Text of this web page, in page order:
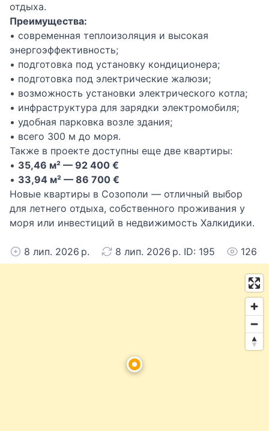
отдыха.
Преимущества:
• современная теплоизоляция и высокая
энергоэффективность;
• подготовка под установку кондиционера;
• подготовка под электрические жалюзи;
• возможность установки электрического котла;
• инфраструктура для зарядки электромобиля;
• удобная парковка возле здания;
• всего 300 м до моря.
Также в проекте доступны еще две квартиры:
• 35,46 м² — 92 400 €
• 33,94 м² — 86 700 €
Новые квартиры в Созополи — отличный выбор
для летнего отдыха, собственного проживания у
моря или инвестиций в недвижимость Халкидики.
8 лип. 2026 р. 8 лип. 2026 р. ID: 195 126